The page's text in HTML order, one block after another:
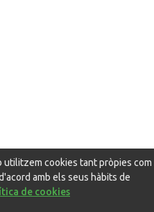
utilitzem cookies tant pròpies com
amb els seus hàbits de
de cookies